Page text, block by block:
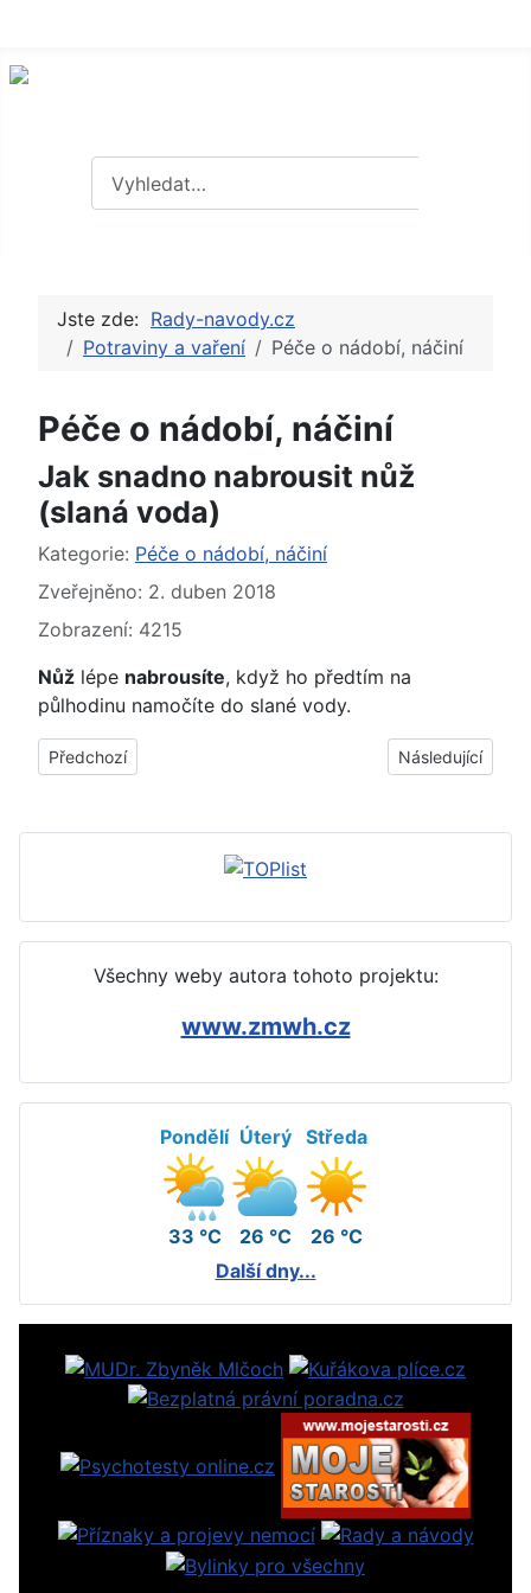
Jste zde: Rady-navody.cz
Potraviny a vaření
Péče o nádobí, náčiní
Péče o nádobí, náčiní
Jak snadno nabrousit nůž
(slaná voda)
Základní údaje
Kategorie: Péče o nádobí, náčiní
Zveřejněno: 2. duben 2018
Zobrazení: 4215
Nůž lépe nabrousíte, když ho předtím na
půlhodinu namočíte do slané vody.
Předchozí článek: Jak zabránit reznutí litinové pánve
Předchozí Další článek:
Následující
Všechny weby autora tohoto projektu:
www.zmwh.cz
Pondělí
33 °C
Úterý
26 °C
Středa
26 °C
Další dny...